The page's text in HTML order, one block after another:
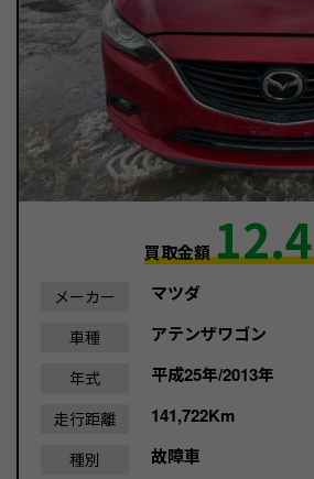
買取金額12.4
メーカー マツダ
車種 アテンザワゴン
年式 平成25年/2013年
走行距離 141,722Km
種別 故障車